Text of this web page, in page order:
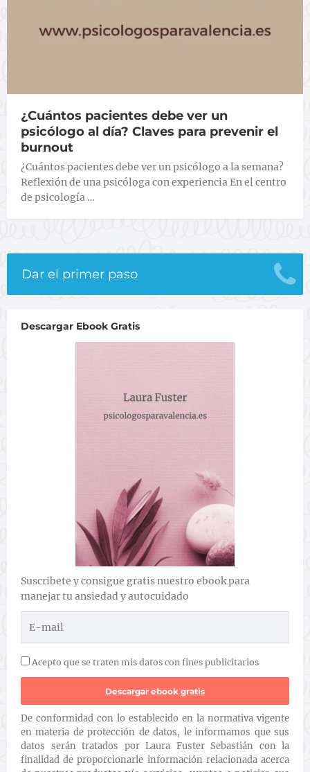
¿Cuántos pacientes debe ver un
psicólogo al día? Claves para prevenir el
burnout
¿Cuántos pacientes debe ver un psicólogo a la semana?
Reflexión de una psicóloga con experiencia En el centro
de psicología …
Dar el primer paso
Descargar Ebook Gratis
Suscribete y consigue gratis nuestro ebook para
manejar tu ansiedad y autocuidado
Acepto que se traten mis datos con fines publicitarios
De conformidad con lo establecido en la normativa vigente
en materia de protección de datos, le informamos que sus
datos serán tratados por Laura Fuster Sebastián con la
finalidad de proporcionarle información relacionada acerca